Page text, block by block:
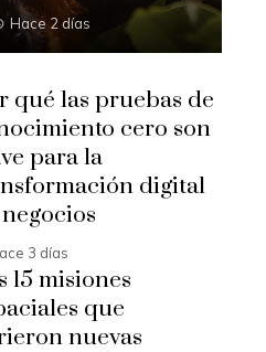
Hace 2 días
qué las pruebas de
cero son
para la
digital
3 días
15 misiones
que
nuevas